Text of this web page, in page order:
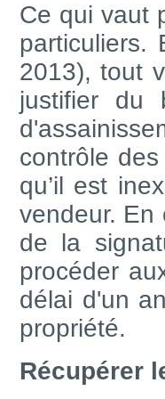
Ce qui vaut
particuliers.
2013), tout
justifier du
contrôle
qu’il est
vendeur. En
de la
procéder
délai d'un
propriété.
Récupérer